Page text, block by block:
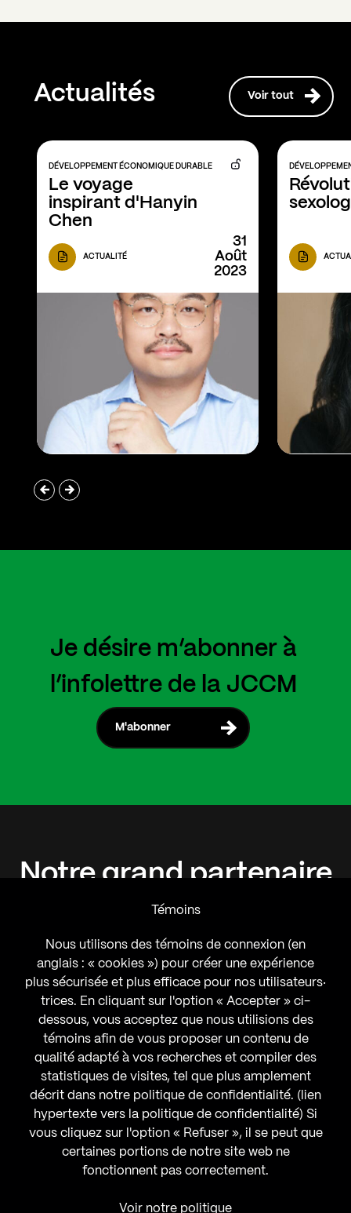
Actualités Voir tout
DÉVELOPPEMENT ÉCONOMIQUE DURABLE
Le voyage
inspirant d'Hanyin
Chen
ACTUALITÉ
31
Août
2023
Je désire m’abonner à
l’infolettre de la JCCM
M'abonner
Notre grand partenaire
Témoins
Nous utilisons des témoins de connexion (en
anglais : « cookies ») pour créer une expérience
plus sécurisée et plus efficace pour nos utilisateurs‧
trices. En cliquant sur l'option « Accepter » ci-
dessous, vous acceptez que nous utilisions des
témoins afin de vous proposer un contenu de
qualité adapté à vos recherches et compiler des
statistiques de visites, tel que plus amplement
décrit dans notre politique de confidentialité. (lien
hypertexte vers la politique de confidentialité) Si
vous cliquez sur l'option « Refuser », il se peut que
certaines portions de notre site web ne
fonctionnent pas correctement.
Voir notre politique